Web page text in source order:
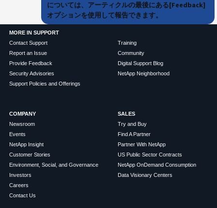
については、アーティクルの最後にある[Feedback]
オプションを使用して報告できます。
MORE IN SUPPORT
Contact Support
Report an Issue
Provide Feedback
Security Advisories
Support Policies and Offerings
Training
Community
Digital Support Blog
NetApp Neighborhood
COMPANY
Newsroom
Events
NetApp Insight
Customer Stories
Environment, Social, and Governance
Investors
Careers
Contact Us
SALES
Try and Buy
Find A Partner
Partner With NetApp
US Public Sector Contracts
NetApp OnDemand Consumption
Data Visionary Centers